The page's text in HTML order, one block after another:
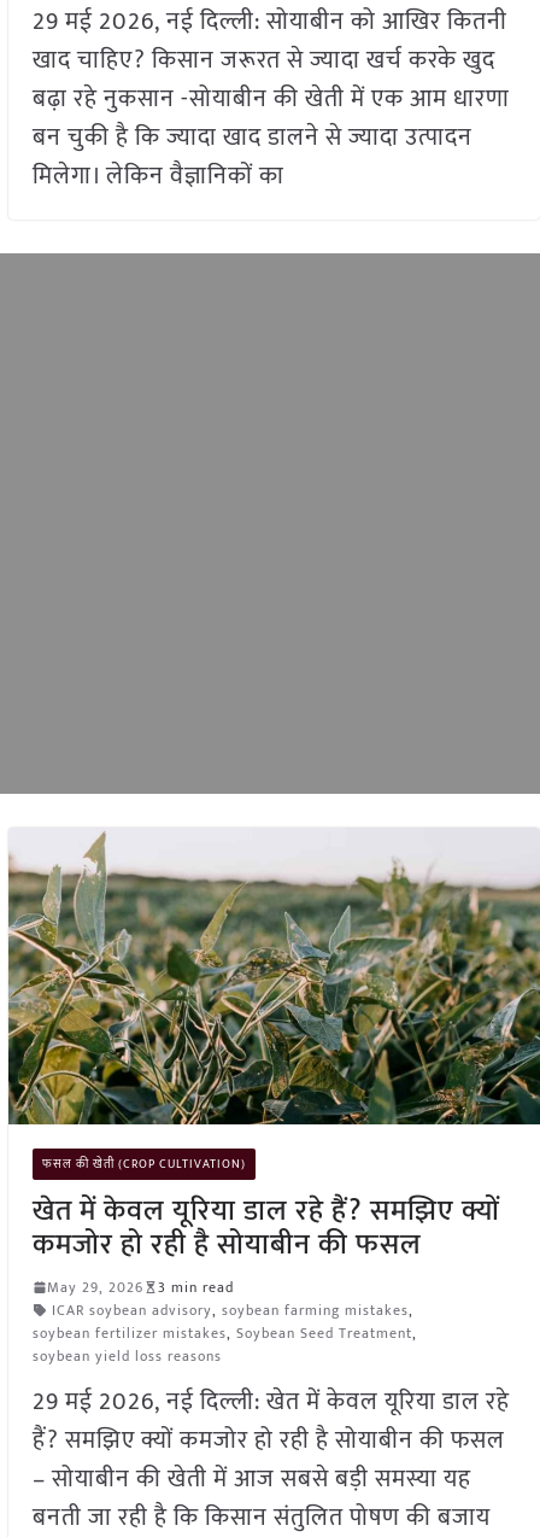
29 मई 2026, नई दिल्ली: सोयाबीन को आखिर कितनी
खाद चाहिए? किसान जरूरत से ज्यादा खर्च करके खुद
बढ़ा रहे नुकसान -सोयाबीन की खेती में एक आम धारणा
बन चुकी है कि ज्यादा खाद डालने से ज्यादा उत्पादन
मिलेगा। लेकिन वैज्ञानिकों का
फसल की खेती (CROP CULTIVATION)
खेत में केवल यूरिया डाल रहे हैं? समझिए क्यों
कमजोर हो रही है सोयाबीन की फसल
May 29, 2026
3 min read
ICAR soybean advisory, soybean farming mistakes,
soybean fertilizer mistakes, Soybean Seed Treatment,
soybean yield loss reasons
29 मई 2026, नई दिल्ली: खेत में केवल यूरिया डाल रहे
हैं? समझिए क्यों कमजोर हो रही है सोयाबीन की फसल
– सोयाबीन की खेती में आज सबसे बड़ी समस्या यह
बनती जा रही है कि किसान संतुलित पोषण की बजाय